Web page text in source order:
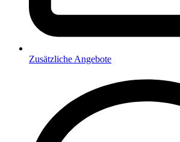
Zusätzliche Angebote